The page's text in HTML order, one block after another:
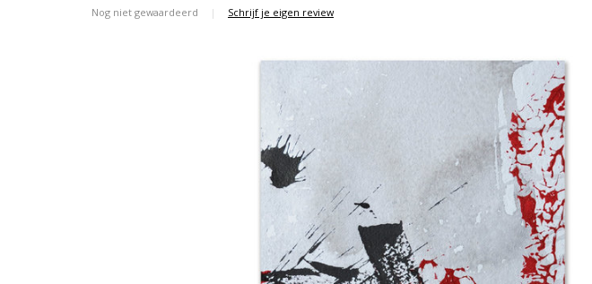
Nog niet gewaardeerd | Schrijf je eigen review